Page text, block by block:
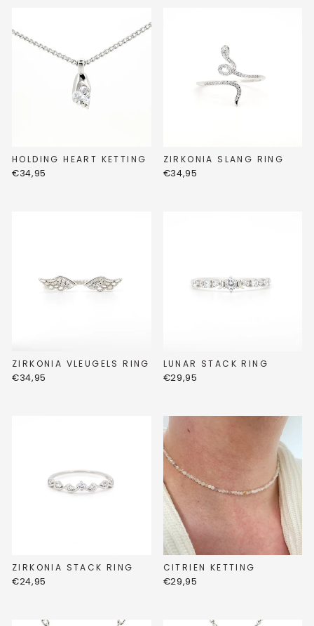
HOLDING HEART KETTING
€34,95
ZIRKONIA SLANG RING
€34,95
ZIRKONIA VLEUGELS RING
€34,95
LUNAR STACK RING
€29,95
ZIRKONIA STACK RING
€24,95
CITRIEN KETTING
€29,95